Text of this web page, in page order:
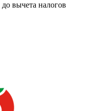
до вычета налогов